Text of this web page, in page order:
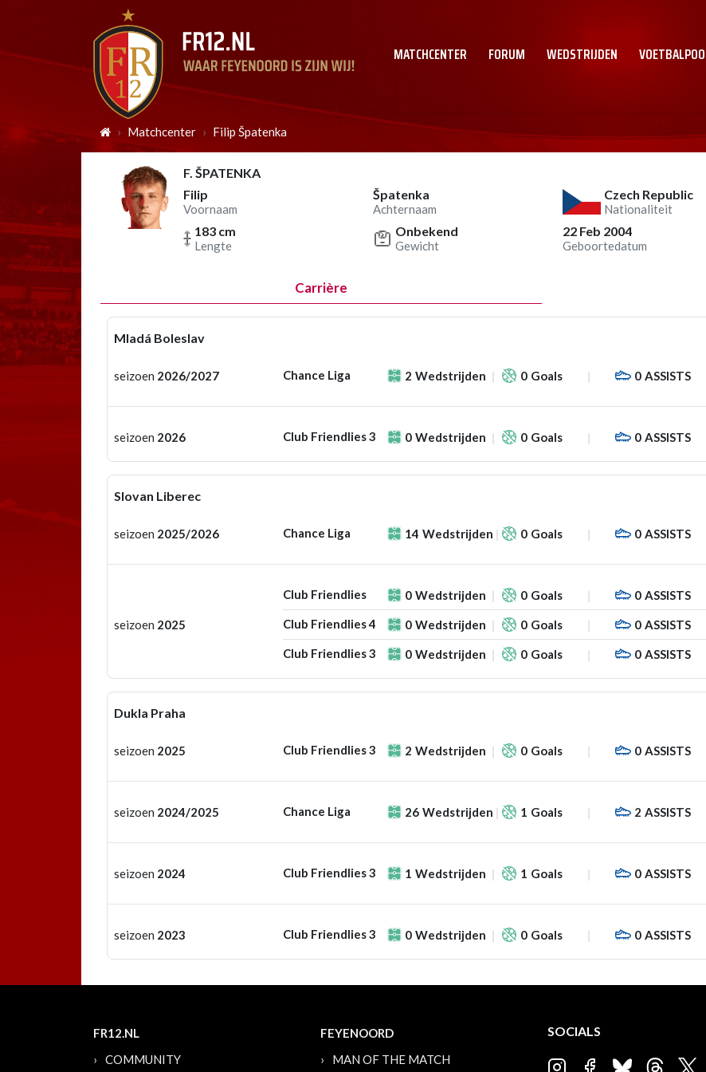
MATCHCENTER FORUM WEDSTRIJDEN
Matchcenter Filip Špatenka
F. ŠPATENKA
Filip
Voornaam
Špatenka
Achternaam
Czech Republic
Nationaliteit
183 cm
Lengte
Onbekend
Gewicht
22 Feb 2004
Geboortedatum
Carrière
Mladá Boleslav
seizoen 2026/2027 Chance Liga 2 Wedstrijden 0 Goals 0 ASSISTS
seizoen 2026 Club Friendlies 3 0 Wedstrijden 0 Goals 0 ASSISTS
Slovan Liberec
seizoen 2025/2026 Chance Liga 14 Wedstrijden 0 Goals 0 ASSISTS
seizoen 2025
Club Friendlies 0 Wedstrijden 0 Goals 0 ASSISTS
Club Friendlies 4 0 Wedstrijden 0 Goals 0 ASSISTS
Club Friendlies 3 0 Wedstrijden 0 Goals 0 ASSISTS
Dukla Praha
seizoen 2025 Club Friendlies 3 2 Wedstrijden 0 Goals 0 ASSISTS
seizoen 2024/2025 Chance Liga 26 Wedstrijden 1 Goals 2 ASSISTS
seizoen 2024 Club Friendlies 3 1 Wedstrijden 1 Goals 0 ASSISTS
seizoen 2023 Club Friendlies 3 0 Wedstrijden 0 Goals 0 ASSISTS
FR12.NL
COMMUNITY
FEYENOORD
MAN OF THE MATCH
SOCIALS